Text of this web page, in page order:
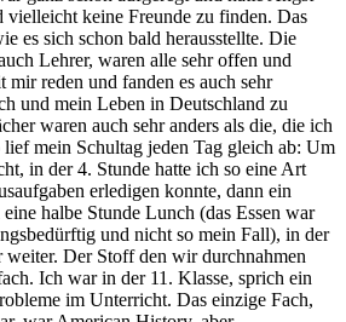
keine Freunde zu finden. Das
es sich schon bald herausstellte. Die
Lehrer, waren alle sehr offen und
reden und fanden es auch sehr
und mein Leben in Deutschland zu
waren auch sehr anders als die, die ich
mein Schultag jeden Tag gleich ab: Um
in der 4. Stunde hatte ich so eine Art
erledigen konnte, dann ein
halbe Stunde Lunch (das Essen war
und nicht so mein Fall), in der
weiter. Der Stoff den wir durchnahmen
Ich war in der 11. Klasse, sprich ein
im Unterricht. Das einzige Fach,